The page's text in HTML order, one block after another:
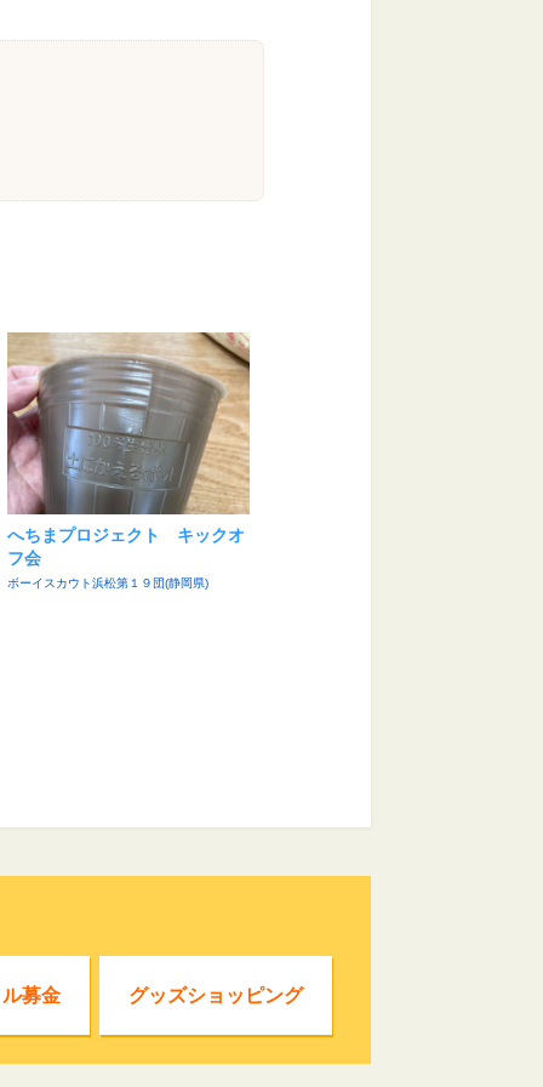
へちまプロジェクト キックオ
フ会
ボーイスカウト浜松第１９団(静岡県)
募金 グッズショッピング